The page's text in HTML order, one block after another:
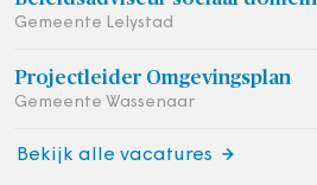
Gemeente Lelystad
Projectleider Omgevingsplan
Gemeente Wassenaar
Bekijk alle vacatures